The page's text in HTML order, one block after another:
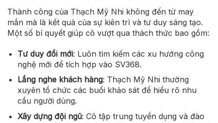
Thành công của Thạch Mỹ Nhi không đến từ may
mắn mà là kết quả của sự kiên trì và tư duy sáng tạo.
Một số bí quyết giúp cô vượt qua thách thức bao gồm:
Tư duy đổi mới: Luôn tìm kiếm các xu hướng công
nghệ mới để tích hợp vào SV368.
Lắng nghe khách hàng: Thạch Mỹ Nhi thường
xuyên tổ chức các buổi khảo sát để hiểu rõ nhu
cầu người dùng.
Xây dựng đội ngũ: Cô tập trung tuyển dụng và đào